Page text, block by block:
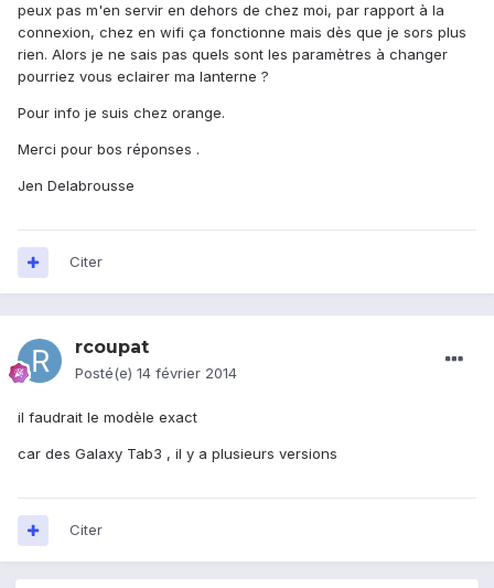
peux pas m'en servir en dehors de chez moi, par rapport à la
connexion, chez en wifi ça fonctionne mais dès que je sors plus
rien. Alors je ne sais pas quels sont les paramètres à changer
pourriez vous eclairer ma lanterne ?
Pour info je suis chez orange.
Merci pour bos réponses .
Jen Delabrousse
Citer
rcoupat
Posté(e) 14 février 2014
il faudrait le modèle exact
car des Galaxy Tab3 , il y a plusieurs versions
Citer